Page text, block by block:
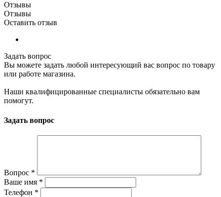
Отзывы
Отзывы
Оставить отзыв
Задать вопрос
Вы можете задать любой интересующий вас вопрос по товару
или работе магазина.
Наши квалифицированные специалисты обязательно вам
помогут.
Задать вопрос
Вопрос *
Ваше имя *
Телефон *